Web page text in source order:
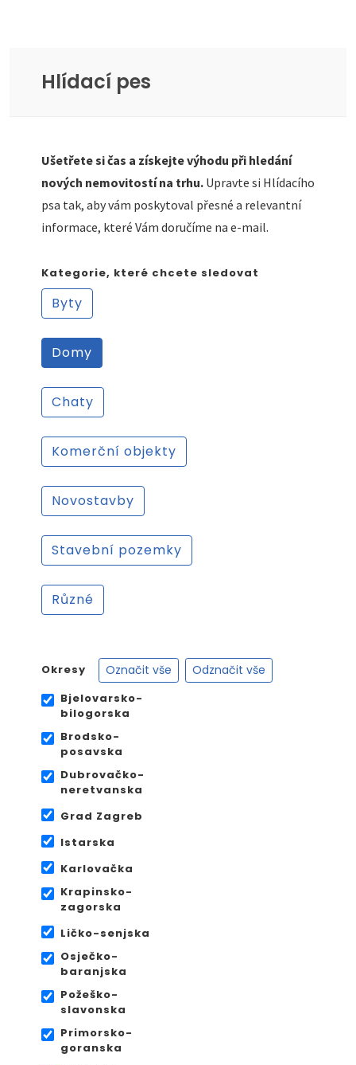
Hlídací pes
Ušetřete si čas a získejte výhodu při hledání
nových nemovitostí na trhu. Upravte si Hlídacího
psa tak, aby vám poskytoval přesné a relevantní
informace, které Vám doručíme na e-mail.
Kategorie, které chcete sledovat
Byty
Domy
Chaty
Komerční objekty
Novostavby
Stavební pozemky
Různé
Okresy Označit vše Odznačit vše
Bjelovarsko-
bilogorska
Brodsko-
posavska
Dubrovačko-
neretvanska
Grad Zagreb
Istarska
Karlovačka
Krapinsko-
zagorska
Ličko-senjska
Osječko-
baranjska
Požeško-
slavonska
Primorsko-
goranska